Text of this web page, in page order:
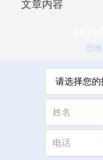
文章内容
思